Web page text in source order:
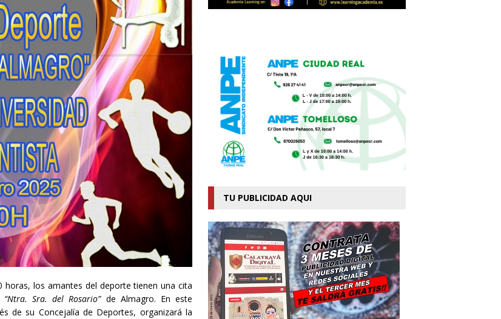
horas, los amantes del deporte tienen una cita
“Ntra. Sra. del Rosario”de Almagro. En este
de su Concejalía de Deportes, organizará la
TU PUBLICIDAD AQUI